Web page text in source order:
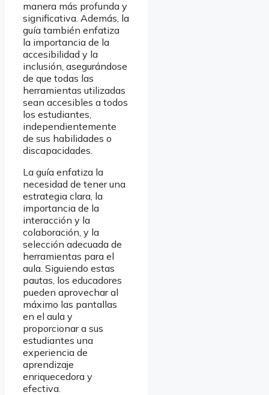
manera más profunda y
significativa. Además, la
guía también enfatiza
la importancia de la
accesibilidad y la
inclusión, asegurándose
de que todas las
herramientas utilizadas
sean accesibles a todos
los estudiantes,
independientemente
de sus habilidades o
discapacidades.
La guía enfatiza la
necesidad de tener una
estrategia clara, la
importancia de la
interacción y la
colaboración, y la
selección adecuada de
herramientas para el
aula. Siguiendo estas
pautas, los educadores
pueden aprovechar al
máximo las pantallas
en el aula y
proporcionar a sus
estudiantes una
experiencia de
aprendizaje
enriquecedora y
efectiva.